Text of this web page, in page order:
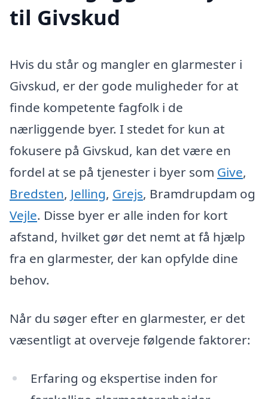
til Givskud
Hvis du står og mangler en glarmester i
Givskud, er der gode muligheder for at
finde kompetente fagfolk i de
nærliggende byer. I stedet for kun at
fokusere på Givskud, kan det være en
fordel at se på tjenester i byer som Give,
Bredsten, Jelling, Grejs, Bramdrupdam og
Vejle. Disse byer er alle inden for kort
afstand, hvilket gør det nemt at få hjælp
fra en glarmester, der kan opfylde dine
behov.
Når du søger efter en glarmester, er det
væsentligt at overveje følgende faktorer:
Erfaring og ekspertise inden for